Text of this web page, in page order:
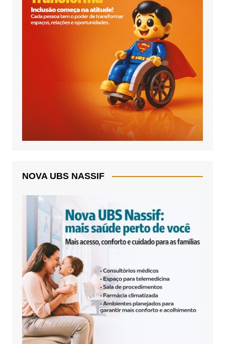
NOVA UBS NASSIF